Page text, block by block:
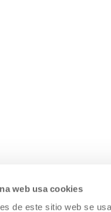
web usa cookies
de este sitio web se